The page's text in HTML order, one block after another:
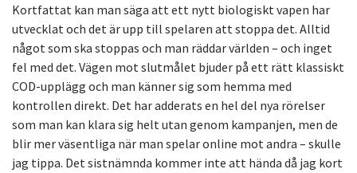
Kortfattat kan man säga att ett nytt biologiskt vapen har
utvecklat och det är upp till spelaren att stoppa det. Alltid
något som ska stoppas och man räddar världen – och inget
fel med det. Vägen mot slutmålet bjuder på ett rätt klassiskt
COD-upplägg och man känner sig som hemma med
kontrollen direkt. Det har adderats en hel del nya rörelser
som man kan klara sig helt utan genom kampanjen, men de
blir mer väsentliga när man spelar online mot andra – skulle
jag tippa. Det sistnämnda kommer inte att hända då jag kort